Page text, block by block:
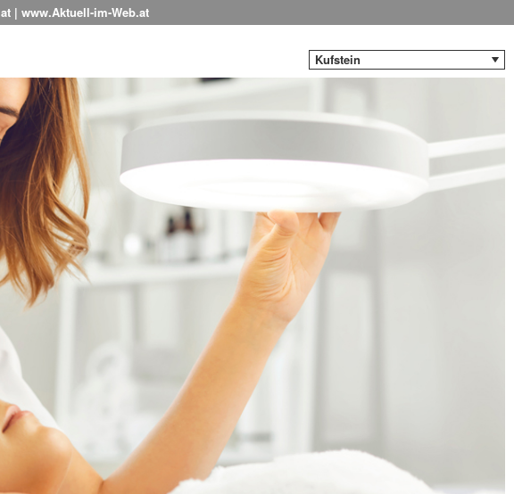
| www.Aktuell-im-Web.at
Kufstein